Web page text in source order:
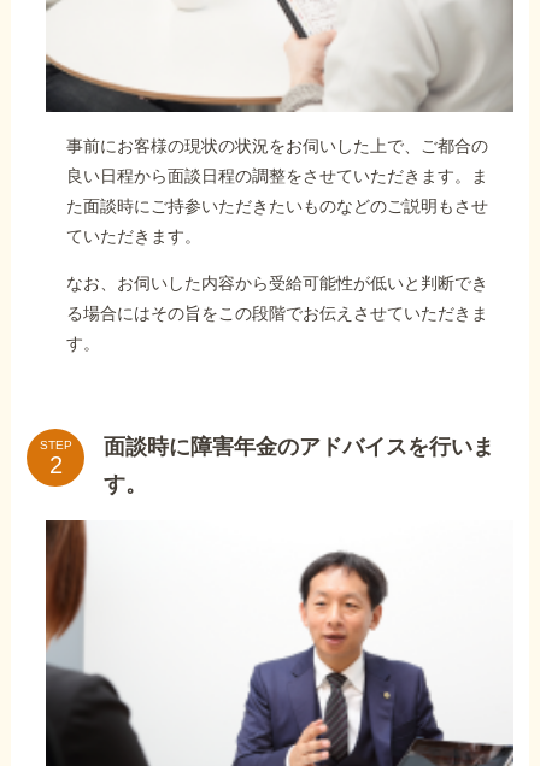
事前にお客様の現状の状況をお伺いした上で、ご都合の
良い日程から面談日程の調整をさせていただきます。ま
た面談時にご持参いただきたいものなどのご説明もさせ
ていただきます。
なお、お伺いした内容から受給可能性が低いと判断でき
る場合にはその旨をこの段階でお伝えさせていただきま
す。
STEP
面談時に障害年金のアドバイスを行いま
す。